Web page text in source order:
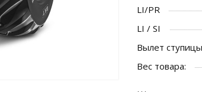
LI/PR
LI / SI
Вылет
Вес товара: